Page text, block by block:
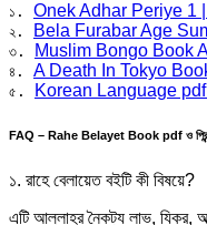
১. Onek Adhar Periye 1 |
২. Bela Furabar Age
৩. Muslim Bongo Book
৪. A Death In Tokyo
৫. Korean Language pdf
FAQ – Rahe Belayet Book pdf ও প্রিন্ট
১. রাহে বেলায়েত বইটি কী বিষয়ে?
এটি আল্লাহর নৈকট্য লাভ, যিকর,